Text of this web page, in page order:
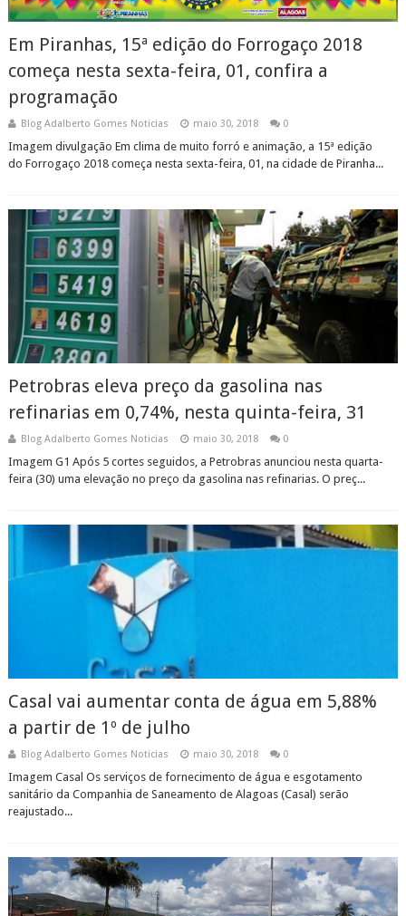
Em Piranhas, 15ª edição do Forrogaço 2018
começa nesta sexta-feira, 01, confira a
programação
Blog Adalberto Gomes Noticias maio 30, 2018 0
Imagem divulgação Em clima de muito forró e animação, a 15ª edição
do Forrogaço 2018 começa nesta sexta-feira, 01, na cidade de Piranha...
Petrobras eleva preço da gasolina nas
refinarias em 0,74%, nesta quinta-feira, 31
Blog Adalberto Gomes Noticias maio 30, 2018 0
Imagem G1 Após 5 cortes seguidos, a Petrobras anunciou nesta quarta-
feira (30) uma elevação no preço da gasolina nas refinarias. O preç...
Casal vai aumentar conta de água em 5,88%
a partir de 1º de julho
Blog Adalberto Gomes Noticias maio 30, 2018 0
Imagem Casal Os serviços de fornecimento de água e esgotamento
sanitário da Companhia de Saneamento de Alagoas (Casal) serão
reajustado...